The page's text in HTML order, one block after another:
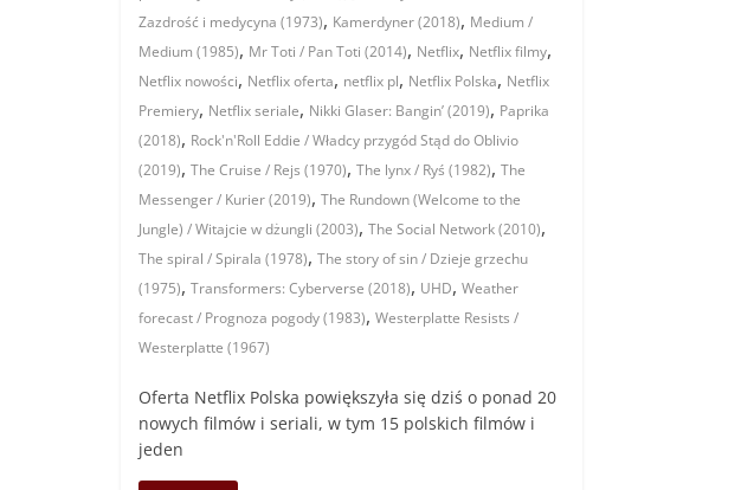
Zazdrość i medycyna (1973), Kamerdyner (2018), Medium /
Medium (1985), Mr Toti / Pan Toti (2014), Netflix, Netflix filmy,
Netflix nowości, Netflix oferta, netflix pl, Netflix Polska, Netflix
Premiery, Netflix seriale, Nikki Glaser: Bangin’ (2019), Paprika
(2018), Rock'n'Roll Eddie / Władcy przygód Stąd do Oblivio
(2019), The Cruise / Rejs (1970), The lynx / Ryś (1982), The
Messenger / Kurier (2019), The Rundown (Welcome to the
Jungle) / Witajcie w dżungli (2003), The Social Network (2010),
The spiral / Spirala (1978), The story of sin / Dzieje grzechu
(1975), Transformers: Cyberverse (2018), UHD, Weather
forecast / Prognoza pogody (1983), Westerplatte Resists /
Westerplatte (1967)
Oferta Netflix Polska powiększyła się dziś o ponad 20
nowych filmów i seriali, w tym 15 polskich filmów i
jeden